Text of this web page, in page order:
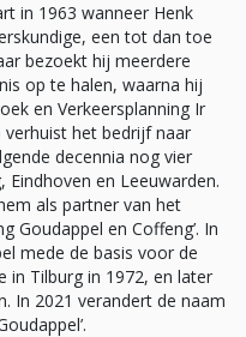
in 1963 wanneer Henk
een tot dan toe
bezoekt hij meerdere
op te halen, waarna hij
en Verkeersplanning Ir
verhuist het bedrijf naar
decennia nog vier
en Leeuwarden.
als partner van het
Goudappel en Coffeng’. In
mede de basis voor de
in Tilburg in 1972, en later
In 2021 verandert de naam